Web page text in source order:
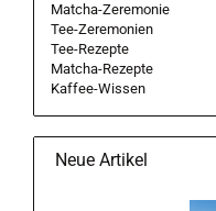
Matcha-Zeremonie
Tee-Zeremonien
Tee-Rezepte
Matcha-Rezepte
Kaffee-Wissen
Neue Artikel